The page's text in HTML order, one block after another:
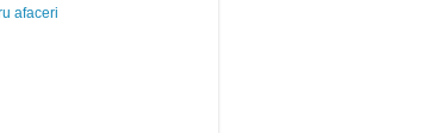
afaceri